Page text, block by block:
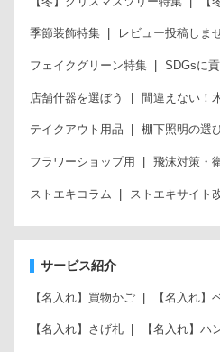
季節装飾特集 レビュー投稿しま
フェイクグリーン特集 SDGsに
店舗什器を選ぼう 間違えない！
テイクアウト用品 棚下照明の選
フラワーショップ用 飛沫対策・
ストエキコラム ストエキサイト
サービス紹介
【名入れ】買物かご 【名入れ】
【名入れ】さげ札 【名入れ】ハ